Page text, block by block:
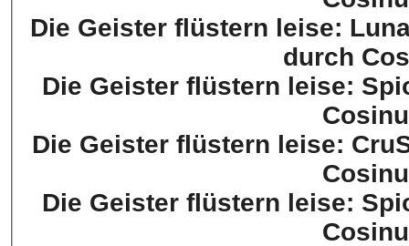
Die Geister flüstern leise:
durch
Die Geister flüstern leise:
Die Geister flüstern leise:
Die Geister flüstern leise: